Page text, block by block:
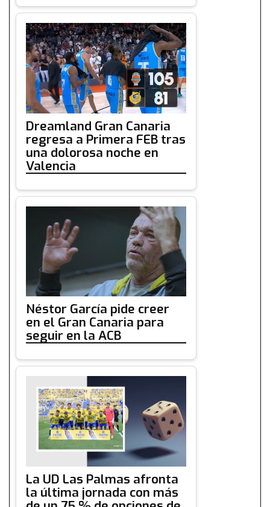
Dreamland Gran Canaria
regresa a Primera FEB tras
una dolorosa noche en
Valencia
Néstor García pide creer
en el Gran Canaria para
seguir en la ACB
La UD Las Palmas afronta
la última jornada con más